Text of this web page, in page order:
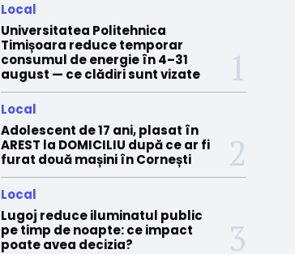
Local
Universitatea Politehnica
Timișoara reduce temporar
consumul de energie în 4–31
august — ce clădiri sunt vizate
Local
Adolescent de 17 ani, plasat în
AREST la DOMICILIU după ce ar fi
furat două mașini în Cornești
Local
Lugoj reduce iluminatul public
pe timp de noapte: ce impact
poate avea decizia?